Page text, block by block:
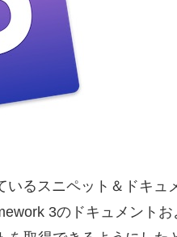
るスニペット＆ドキュ
3のドキュメントお